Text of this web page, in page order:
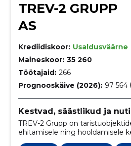
TREV-2 GRUPP
AS
Krediidiskoor: Usaldusväärne
Maineskoor: 35 260
Töötajaid: 266
Prognooskäive (2026): 97 564
Kestvad, säästlikud ja
TREV-2 Grupp on
ehitamisele ning hooldamisele
ettevõte.